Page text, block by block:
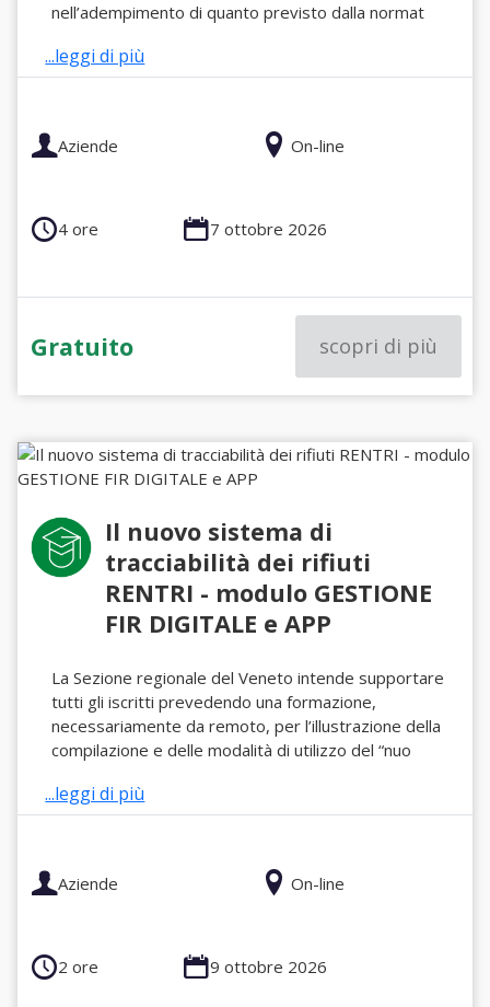
nell’adempimento di quanto previsto dalla normat
...leggi di più
Aziende On-line
4 ore 7 ottobre 2026
Gratuito scopri di più
Il nuovo sistema di
tracciabilità dei rifiuti
RENTRI - modulo GESTIONE
FIR DIGITALE e APP
La Sezione regionale del Veneto intende supportare
tutti gli iscritti prevedendo una formazione,
necessariamente da remoto, per l’illustrazione della
compilazione e delle modalità di utilizzo del “nuo
...leggi di più
Aziende On-line
2 ore 9 ottobre 2026